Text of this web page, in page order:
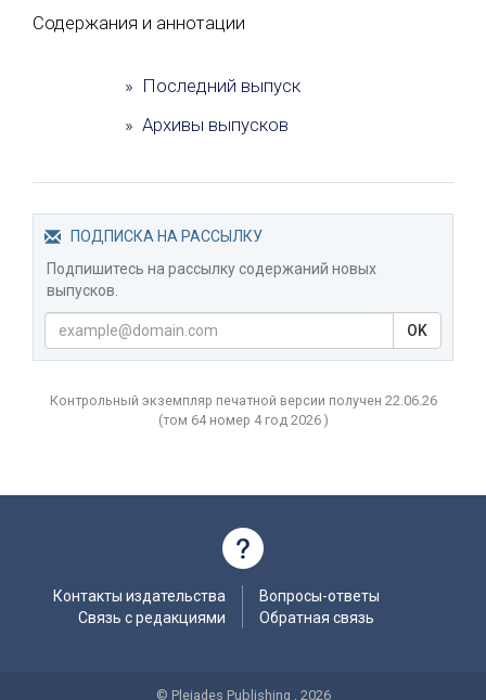
Содержания и аннотации
» Последний выпуск
» Архивы выпусков
ПОДПИСКА НА РАССЫЛКУ
Подпишитесь на рассылку содержаний новых
выпусков.
OK
Контрольный экземпляр печатной версии получен 22.06.26
(том 64 номер 4 год 2026 )
Контакты издательства
Связь с редакциями
Вопросы-ответы
Обратная связь
© Pleiades Publishing , 2026